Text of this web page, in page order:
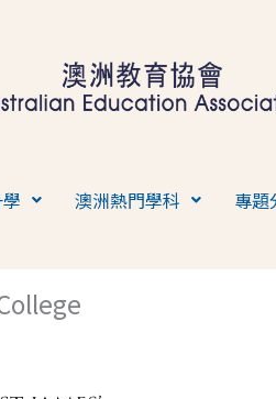
澳洲熱門學科 專題